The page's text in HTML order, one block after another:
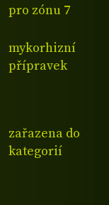
pro zónu 7
mykorhizní
přípravek
zařazena do
kategorií